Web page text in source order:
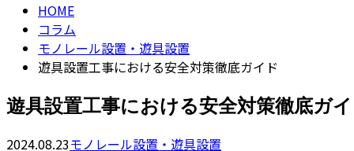
HOME
コラム
モノレール設置・遊具設置
遊具設置工事における安全対策徹底ガイド
遊具設置工事における安全対策徹底ガ
2024.08.23モノレール設置・遊具設置